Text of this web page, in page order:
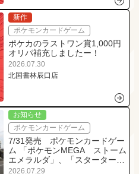
新作
ポケモンカードゲーム
ポケカのラストワン賞1,000円
オリパ補充しましたー！
2026.07.30
北国書林辰口店
お知らせ
ポケモンカードゲーム
7/31発売 ポケモンカードゲー
ム 「ポケモンMEGA ストーム
エメラルダ」、「スターターセ
ットMEGAex各種」購入権当選
2026.07.29